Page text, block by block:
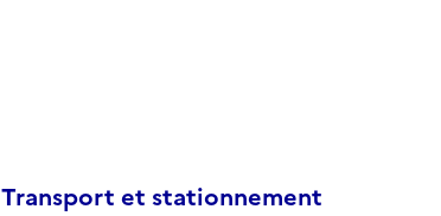
Transport et stationnement